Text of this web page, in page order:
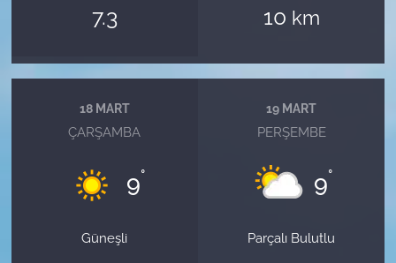
7.3 10 km
18 MART
ÇARŞAMBA
9°
Güneşli
19 MART
PERŞEMBE
9°
Parçalı Bulutlu